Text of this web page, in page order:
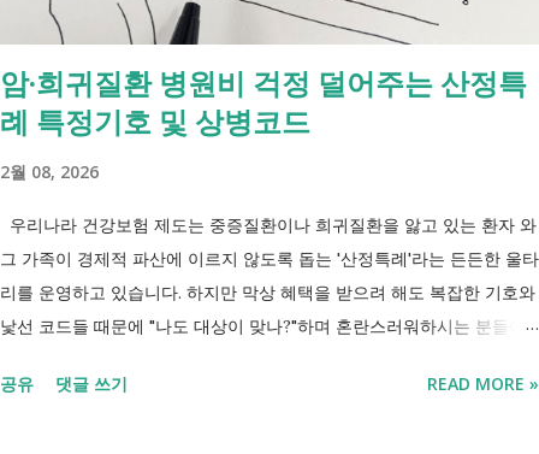
받는 과정에서 일정한 참여 의무가 있는 상태를 말합니다. [조건부과 생
계급여 바로가기] - [2026 최신] 근로능력 있어도 생계급여 받는 법? 조
건부과유예·제시유예 취업을 준비하는 청년이라면? 국민취업지원제도 A
씨는 29세입니다. 현재 직장이 없고 취업을 준비하고 있습니다. 생활이
들이 가장 먼저 알아보는 것이 국민취업지원제도 입니다. 고용센터를 통
해 취업 상담을 받고, 직업훈련에 참여하고, 요건에 따라 구직촉진수당을
받을 수도 있기 때문입니다. 중요한 점은 실제 목표가 취업이라는 ...
암·희귀질환 병원비 걱정 덜어주는 산정특
례 특정기호 및 상병코드
2월 08, 2026
우리나라 건강보험 제도는 중증질환이나 희귀질환을 앓고 있는 환자 와
그 가족이 경제적 파산에 이르지 않도록 돕는 '산정특례'라는 든든한 울타
리를 운영하고 있습니다. 하지만 막상 혜택을 받으려 해도 복잡한 기호와
낯선 코드들 때문에 "나도 대상이 맞나?"하며 혼란스러워하시는 분들이
닙니다. 여러분의 병원비를 90%에서 최대 95%까지 국가가 대신 부담해
공유 댓글 쓰기 READ MORE »